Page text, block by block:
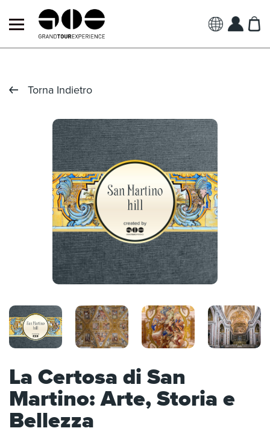
Torna Indietro
La Certosa di San
Martino: Arte, Storia e
Bellezza